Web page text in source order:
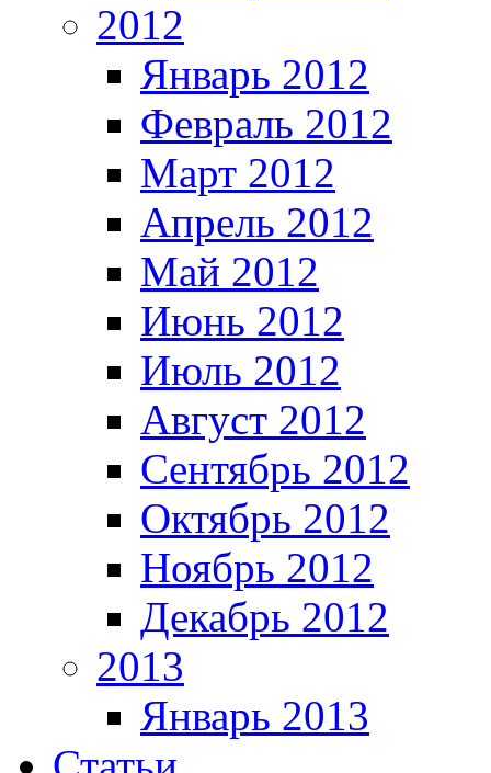
2012
Январь 2012
Февраль 2012
Март 2012
Апрель 2012
Май 2012
Июнь 2012
Июль 2012
Август 2012
Сентябрь 2012
Октябрь 2012
Ноябрь 2012
Декабрь 2012
2013
Январь 2013